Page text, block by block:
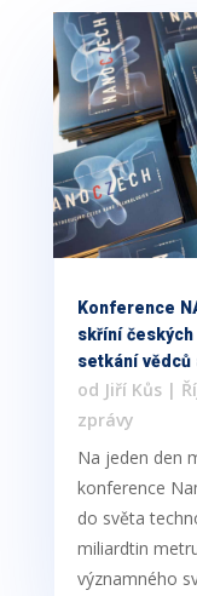
Konference
skříní
setkání vědců
od Jiří Kůs|
zprávy
Na jeden den
konference
do světa
miliardtin
významného